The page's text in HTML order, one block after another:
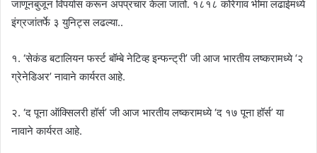
जाणूनबुजून विपर्यास करून अपप्रचार केला जातो. १८१८ कोरेगाव भीमा लढाईमध्ये
इंग्रजांतर्फे ३ युनिट्स लढल्या..
१. ‘सेकंड बटालियन फर्स्ट बॉम्बे नेटिव्ह इन्फन्ट्री’ जी आज भारतीय लष्करामध्ये ‘२
ग्रेनेडिअर’ नावाने कार्यरत आहे.
२. ‘द पूना ऑक्सिलरी हॉर्स’ जी आज भारतीय लष्करामध्ये ‘द १७ पूना हॉर्स’ या
नावाने कार्यरत आहे.